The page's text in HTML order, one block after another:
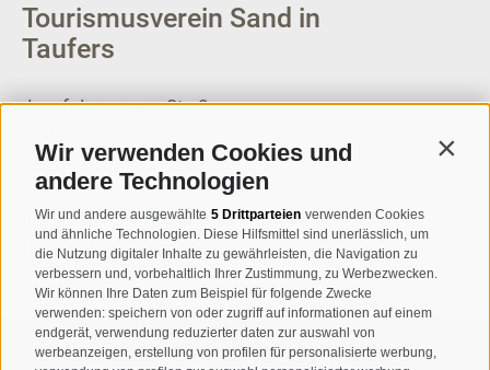
Wir verwenden Cookies und
andere Technologien
Wir und andere ausgewählte 5 Drittparteien verwenden Cookies
und ähnliche Technologien. Diese Hilfsmittel sind unerlässlich, um
die Nutzung digitaler Inhalte zu gewährleisten, die Navigation zu
verbessern und, vorbehaltlich Ihrer Zustimmung, zu Werbezwecken.
Wir können Ihre Daten zum Beispiel für folgende Zwecke
verwenden: speichern von oder zugriff auf informationen auf einem
endgerät, verwendung reduzierter daten zur auswahl von
werbeanzeigen, erstellung von profilen für personalisierte werbung,
Tourismusverein Sand in
Taufers
Josef-Jungmann-Str. 8
MWSt.-Nr: 00518320213
T+39 0474 678076
info@taufers.com